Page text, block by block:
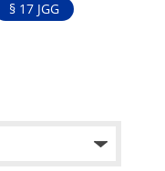
§ 17 JGG